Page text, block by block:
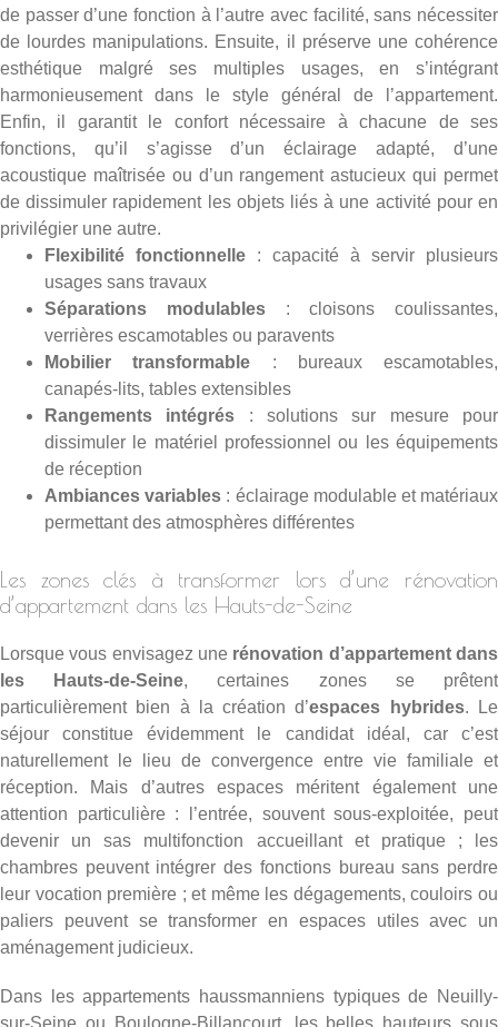
de passer d’une fonction à l’autre avec facilité, sans nécessiter
de lourdes manipulations. Ensuite, il préserve une cohérence
esthétique malgré ses multiples usages, en s’intégrant
harmonieusement dans le style général de l’appartement.
Enfin, il garantit le confort nécessaire à chacune de ses
fonctions, qu’il s’agisse d’un éclairage adapté, d’une
acoustique maîtrisée ou d’un rangement astucieux qui permet
de dissimuler rapidement les objets liés à une activité pour en
privilégier une autre.
Flexibilité fonctionnelle : capacité à servir plusieurs
usages sans travaux
Séparations modulables: cloisons coulissantes,
verrières escamotables ou paravents
Mobilier transformable : bureaux escamotables,
canapés-lits, tables extensibles
Rangements intégrés : solutions sur mesure pour
dissimuler le matériel professionnel ou les équipements
de réception
Ambiances variables : éclairage modulable et matériaux
permettant des atmosphères différentes
Les zones clés à transformer lors d’une rénovation
d’appartement dans les Hauts-de-Seine
Lorsque vous envisagez une rénovation d’appartement dans
les Hauts-de-Seine, certaines zones se prêtent
particulièrement bien à la création d’espaces hybrides. Le
séjour constitue évidemment le candidat idéal, car c’est
naturellement le lieu de convergence entre vie familiale et
réception. Mais d’autres espaces méritent également une
attention particulière : l’entrée, souvent sous-exploitée, peut
devenir un sas multifonction accueillant et pratique ; les
chambres peuvent intégrer des fonctions bureau sans perdre
leur vocation première ; et même les dégagements, couloirs ou
paliers peuvent se transformer en espaces utiles avec un
aménagement judicieux.
Dans les appartements haussmanniens typiques de Neuilly-